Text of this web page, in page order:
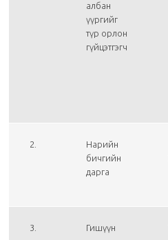
албан
үүргийг
түр орлон
гүйцэтгэгч
2.
Нарийн
бичгийн
дарга
3. Гишүүн